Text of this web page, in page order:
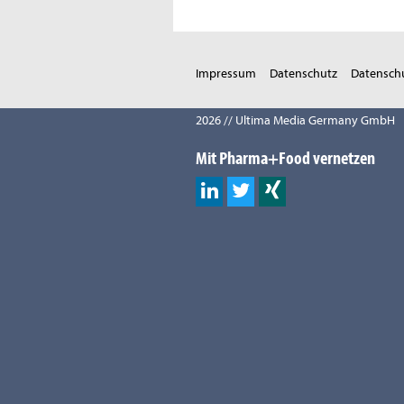
Impressum Datenschutz
2026 // Ultima Media Germany GmbH
Mit Pharma+Food vernetzen